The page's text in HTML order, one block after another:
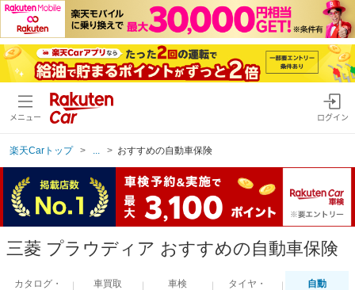
メニュー ログイン
楽天Carトップ おすすめの自動車保険
三菱 プラウディア おすすめの自動車保険
カタログ・
車買取
車検
タイヤ・
自動